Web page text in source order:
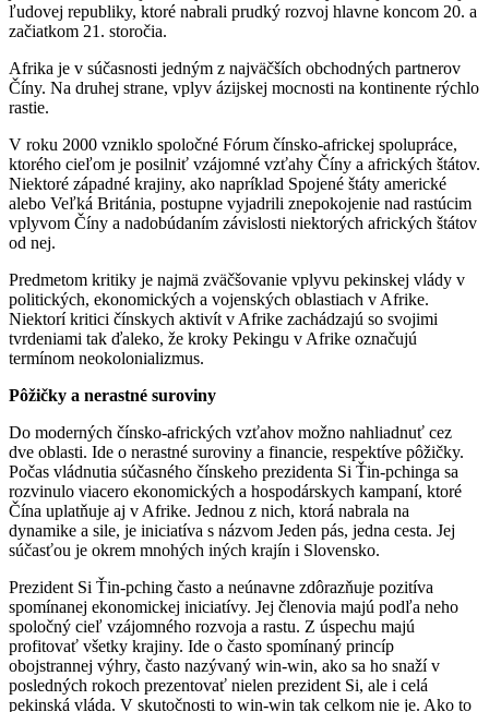
ľudovej republiky, ktoré nabrali prudký rozvoj hlavne koncom 20. a
začiatkom 21. storočia.
Afrika je v súčasnosti jedným z najväčších obchodných partnerov
Číny. Na druhej strane, vplyv ázijskej mocnosti na kontinente rýchlo
rastie.
V roku 2000 vzniklo spoločné Fórum čínsko-africkej spolupráce,
ktorého cieľom je posilniť vzájomné vzťahy Číny a afrických štátov.
Niektoré západné krajiny, ako napríklad Spojené štáty americké
alebo Veľká Británia, postupne vyjadrili znepokojenie nad rastúcim
vplyvom Číny a nadobúdaním závislosti niektorých afrických štátov
od nej.
Predmetom kritiky je najmä zväčšovanie vplyvu pekinskej vlády v
politických, ekonomických a vojenských oblastiach v Afrike.
Niektorí kritici čínskych aktivít v Afrike zachádzajú so svojimi
tvrdeniami tak ďaleko, že kroky Pekingu v Afrike označujú
termínom neokolonializmus.
Pôžičky a nerastné suroviny
Do moderných čínsko-afrických vzťahov možno nahliadnuť cez
dve oblasti. Ide o nerastné suroviny a financie, respektíve pôžičky.
Počas vládnutia súčasného čínskeho prezidenta Si Ťin-pchinga sa
rozvinulo viacero ekonomických a hospodárskych kampaní, ktoré
Čína uplatňuje aj v Afrike. Jednou z nich, ktorá nabrala na
dynamike a sile, je iniciatíva s názvom Jeden pás, jedna cesta. Jej
súčasťou je okrem mnohých iných krajín i Slovensko.
Prezident Si Ťin-pching často a neúnavne zdôrazňuje pozitíva
spomínanej ekonomickej iniciatívy. Jej členovia majú podľa neho
spoločný cieľ vzájomného rozvoja a rastu. Z úspechu majú
profitovať všetky krajiny. Ide o často spomínaný princíp
obojstrannej výhry, často nazývaný win-win, ako sa ho snaží v
posledných rokoch prezentovať nielen prezident Si, ale i celá
pekinská vláda. V skutočnosti to win-win tak celkom nie je. Ako to